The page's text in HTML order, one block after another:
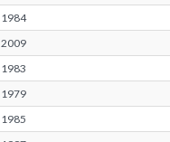
1984
2009
1983
1979
1985